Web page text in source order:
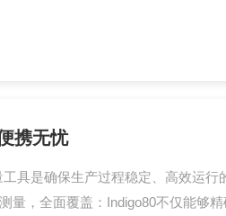
携无忧
具是确保生产过程稳定、高效运
量，全面覆盖：Indigo80不仅能